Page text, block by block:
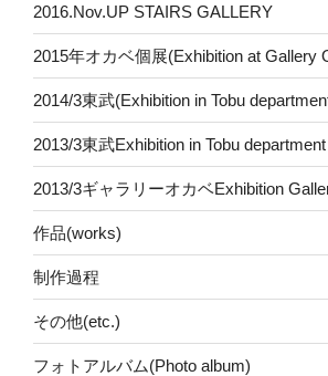
2016.Nov.UP STAIRS GALLERY
2015年オカベ個展(Exhibition at Gallery
2014/3東武(Exhibition in Tobu
2013/3東武Exhibition in Tobu department
2013/3ギャラリーオカベExhibition
作品(works)
制作過程
その他(etc.)
フォトアルバム(Photo album)